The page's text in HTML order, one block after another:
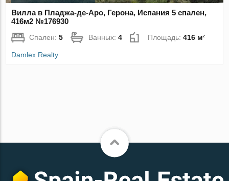
Вилла в Пладжа-де-Аро, Герона, Испания 5 спален,
416м2 №176930
Спален:5 Ванных:4 Площадь:416 м²
Damlex Realty